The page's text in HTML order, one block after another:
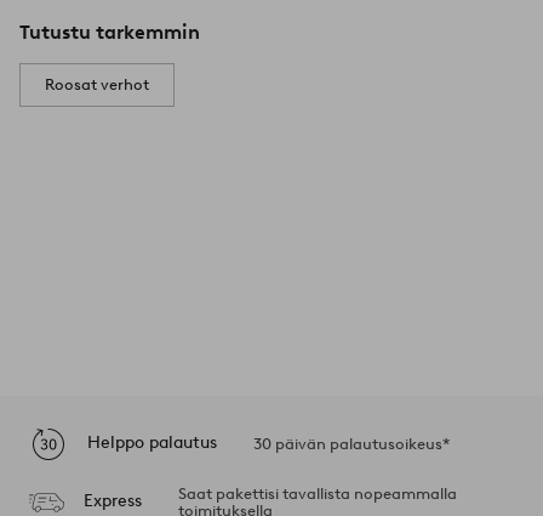
Tutustu tarkemmin
Roosat verhot
Helppo palautus 30 päivän palautusoikeus*
Express
Saat pakettisi tavallista nopeammalla
toimituksella